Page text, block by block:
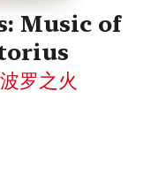
Music of
罗之火